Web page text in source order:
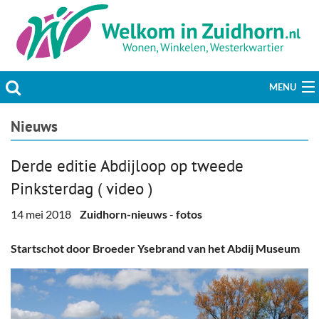
MENU
Actueel
Welzijn & Maatschappij
Bedrijven
Prikbord & Aanbiedingen
Plaats bericht
Nieuws
Derde editie Abdijloop op tweede
Pinksterdag ( video )
14 mei 2018 Zuidhorn-nieuws- fotos
Startschot door Broeder Ysebrand van het Abdij Museum